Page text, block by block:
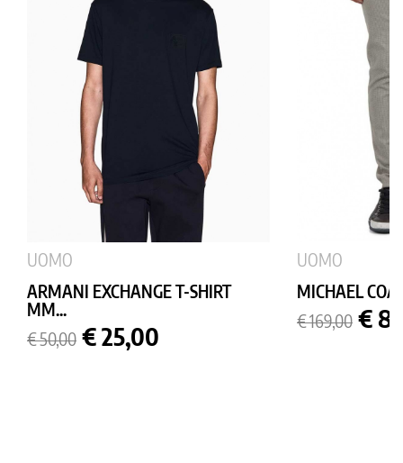
UOMO
ARMANI EXCHANGE T-SHIRT
MM...
Prezzo
base
€ 50,00 Prezzo
€ 25,00
UOMO
MICHAEL
Prezzo
base
€ 169,00 €